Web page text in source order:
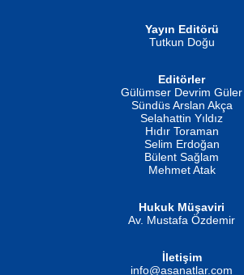
İSMAİL OKUTAN
Erkeklerin Kahrolması Ne Demektir
Evvel Zaman Tanrıçası...
Yayın Editörü
Tutkun Doğu
Editörler
Gülümser Devrim Güler
Sündüs Arslan Akça
Selahattin Yıldız
Hıdır Toraman
Selim Erdoğan
Bülent Sağlam
Mehmet Atak
Hukuk Müşaviri
Av. Mustafa Özdemir
İletişim
info@asanatlar.com